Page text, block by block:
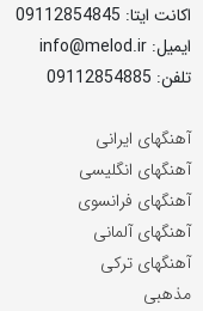
اکانت ایتا: 09112854845
ایمیل: info@melod.ir
تلفن: 09112854885
آهنگهای ایرانی
آهنگهای انگلیسی
آهنگهای فرانسوی
آهنگهای آلمانی
آهنگهای ترکی
مذهبی